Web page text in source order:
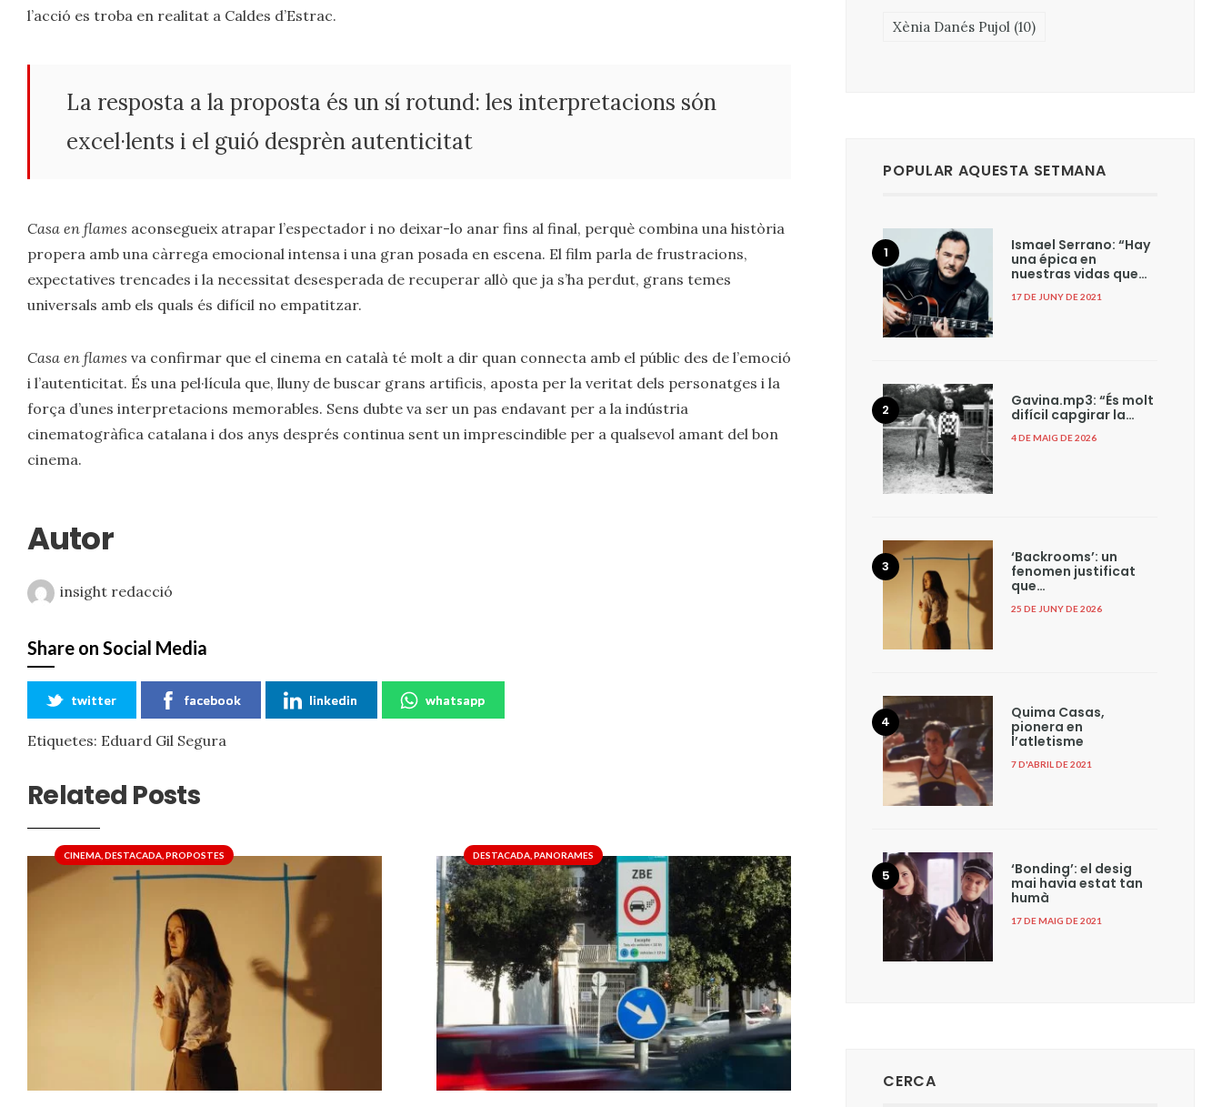
l’acció es troba en realitat a Caldes d’Estrac.
La resposta a la proposta és un sí rotund: les interpretacions són
excel·lents i el guió desprèn autenticitat
Casa en flames aconsegueix atrapar l’espectador i no deixar-lo anar fins al final, perquè combina una història
propera amb una càrrega emocional intensa i una gran posada en escena. El film parla de frustracions,
expectatives trencades i la necessitat desesperada de recuperar allò que ja s’ha perdut, grans temes
universals amb els quals és difícil no empatitzar.
Casa en flames va confirmar que el cinema en català té molt a dir quan connecta amb el públic des de l’emoció
i l’autenticitat. És una pel·lícula que, lluny de buscar grans artificis, aposta per la veritat dels personatges i la
força d’unes interpretacions memorables. Sens dubte va ser un pas endavant per a la indústria
cinematogràfica catalana i dos anys després continua sent un imprescindible per a qualsevol amant del bon
cinema.
Autor
insight redacció
Share on Social Media
twitter facebook linkedin whatsapp
Etiquetes: Eduard Gil Segura
Related Posts
CINEMA DESTACADA PROPOSTES DESTACADA ,PANORAMES
Xènia Danés Pujol (10)
POPULAR AQUESTA SETMANA
Ismael Serrano: “Hay
una épica en
nuestras vidas que…
17 DE JUNY DE 2021
Gavina.mp3: “És molt
difícil capgirar la…
4 DE MAIG DE 2026
‘Backrooms’: un
fenomen justificat
que…
25 DE JUNY DE 2026
Quima Casas,
pionera en
l’atletisme
7 D'ABRIL DE 2021
‘Bonding’: el desig
mai havia estat tan
humà
17 DE MAIG DE 2021
CERCA